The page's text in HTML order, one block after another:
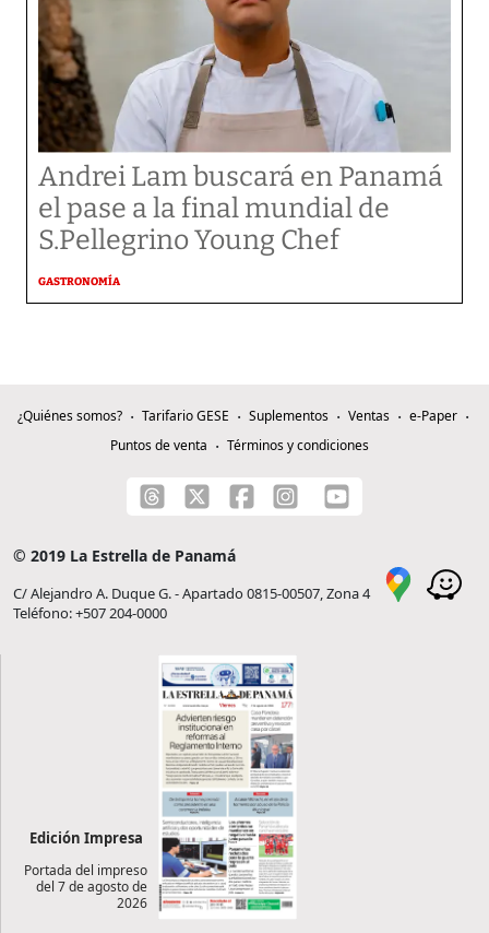
Andrei Lam buscará en Panamá
el pase a la final mundial de
S.Pellegrino Young Chef
GASTRONOMÍA
¿Quiénes somos? Tarifario GESE Suplementos Ventas
e-Paper
Puntos de venta
Términos y condiciones
© 2019 La Estrella de Panamá
C/ Alejandro A. Duque G. - Apartado 0815-00507, Zona 4
Teléfono: +507 204-0000
Edición Impresa
Portada del impreso
del 7 de agosto de
2026